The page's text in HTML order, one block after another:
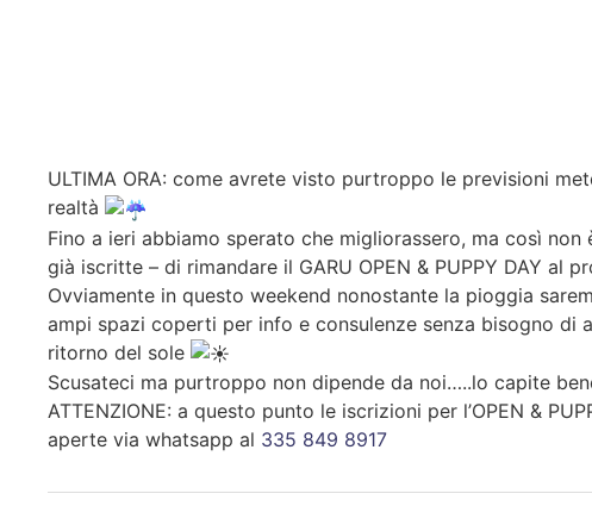
ULTIMA ORA: come avrete visto purtroppo le previsioni
realtà
Fino a ieri abbiamo sperato che migliorassero, ma così
già iscritte – di rimandare il GARU OPEN & PUPPY DAY al
Ovviamente in questo weekend nonostante la pioggia
ampi spazi coperti per info e consulenze senza bisogno
ritorno del sole
Scusateci ma purtroppo non dipende da noi…..lo capite
ATTENZIONE: a questo punto le iscrizioni per l’OPEN &
aperte via whatsapp al 335 849 8917